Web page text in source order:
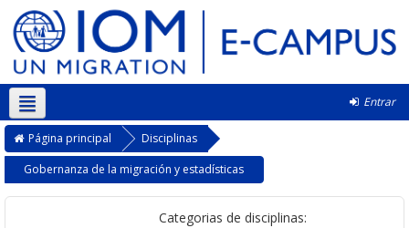
Entrar
Português - Portugal ‎(pt)‎
Página principal
Disciplinas
Gobernanza de la migración y estadísticas
Categorias de disciplinas: